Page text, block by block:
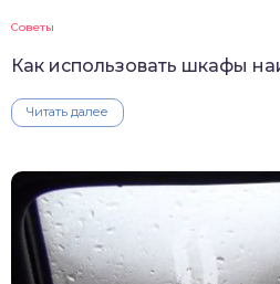
Советы
Как использовать шкафы
Читать далее